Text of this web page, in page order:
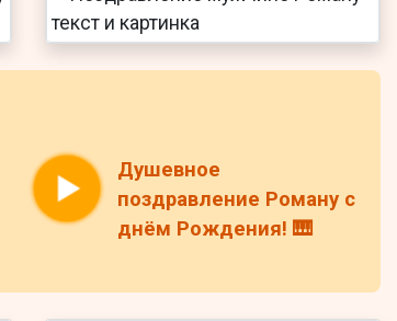
Душевное
поздравление Роману с
днём Рождения! 🎹